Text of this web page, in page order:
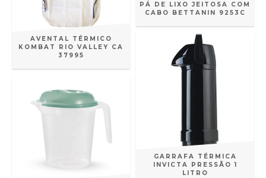
AVENTAL TÉRMICO
KOMBAT RIO VALLEY CA
37995
PÁ DE LIXO JEITOSA COM
CABO BETTANIN 9253C
GARRAFA TÉRMICA
INVICTA PRESSÃO 1
LITRO